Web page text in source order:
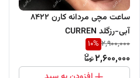
ساعت مچی مردانه کارن 8422
آبی-رزگلد CURREN
2,900,000
10%
2,600,000